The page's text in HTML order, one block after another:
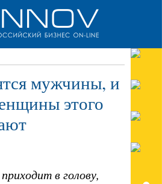
мужчины, и
этого
в голову,